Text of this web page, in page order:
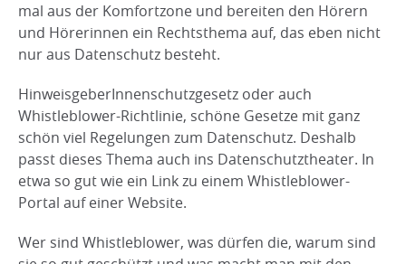
mal aus der Komfortzone und bereiten den Hörern
und Hörerinnen ein Rechtsthema auf, das eben nicht
nur aus Datenschutz besteht.
HinweisgeberInnenschutzgesetz oder auch
Whistleblower-Richtlinie, schöne Gesetze mit ganz
schön viel Regelungen zum Datenschutz. Deshalb
passt dieses Thema auch ins Datenschutztheater. In
etwa so gut wie ein Link zu einem Whistleblower-
Portal auf einer Website.
Wer sind Whistleblower, was dürfen die, warum sind